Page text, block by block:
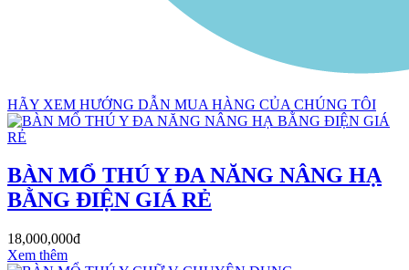
HÃY XEM HƯỚNG DẪN MUA HÀNG CỦA CHÚNG TÔI
BÀN MỔ THÚ Y ĐA NĂNG NÂNG HẠ
BẰNG ĐIỆN GIÁ RẺ
18,000,000đ
Xem thêm